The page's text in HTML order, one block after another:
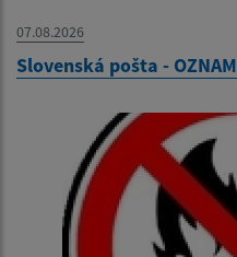
07.08.2026
Slovenská pošta - OZNAM